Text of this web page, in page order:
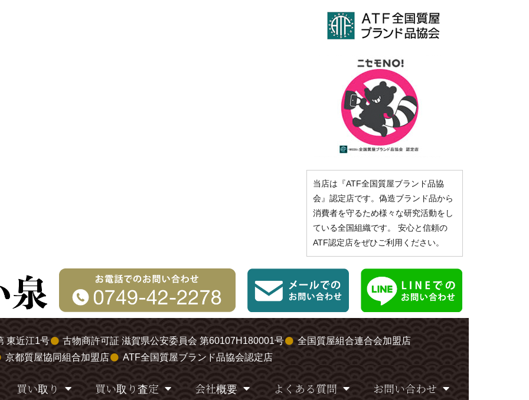
当店は『ATF全国質屋ブランド品協
会』認定店です。偽造ブランド品から
消費者を守るため様々な研究活動をし
ている全国組織です。 安心と信頼の
ATF認定店をぜひご利用ください。
東近江1号 古物商許可証 滋賀県公安委員会 第60107H180001号
全国質屋組合連合会加盟店
京都質屋協同組合加盟店
ATF全国質屋ブランド品協会認定店
買い取り 買い取り査定 会社概要 よくある質問 お問い合わせ